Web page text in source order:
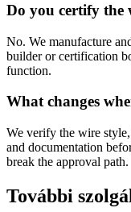
Do you certify the
No. We manufacture
builder or certification
function.
What changes
We verify the wire
and documentation
break the approval path.
További